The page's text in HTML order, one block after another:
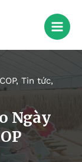
, Tin tức,
Ngày